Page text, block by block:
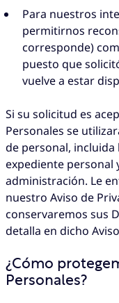
Para nuestros
permitirnos
corresponde)
puesto que
vuelve a estar
Si su solicitud es
Personales se
de personal, incluida
expediente personal
administración. Le
nuestro Aviso de
conservaremos sus
detalla en dicho
¿Cómo
Personales?